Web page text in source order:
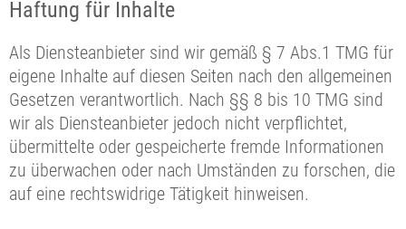
Haftung für Inhalte
Als Diensteanbieter sind wir gemäß § 7 Abs.1 TMG für
eigene Inhalte auf diesen Seiten nach den allgemeinen
Gesetzen verantwortlich. Nach §§ 8 bis 10 TMG sind
wir als Diensteanbieter jedoch nicht verpflichtet,
übermittelte oder gespeicherte fremde Informationen
zu überwachen oder nach Umständen zu forschen, die
auf eine rechtswidrige Tätigkeit hinweisen.